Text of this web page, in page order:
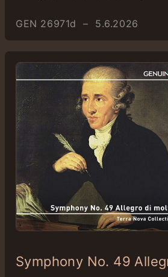
GEN 26971d – 5.6.2026
Symphony No. 49